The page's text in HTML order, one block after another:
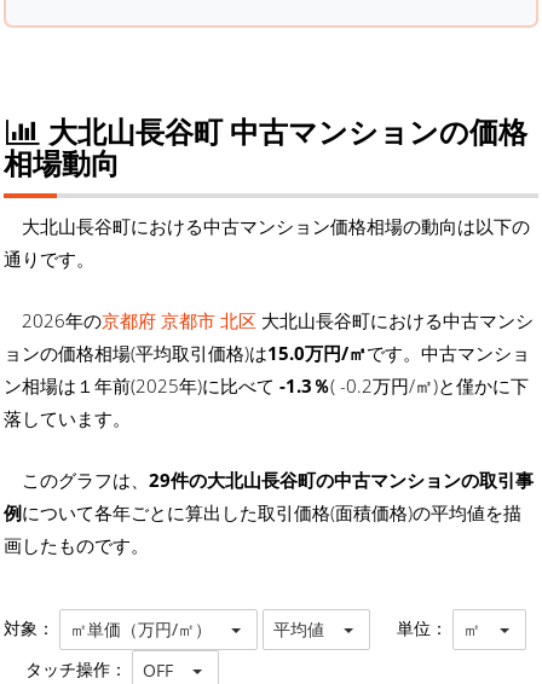
大北山長谷町 中古マンションの価格
相場動向
大北山長谷町における中古マンション価格相場の動向は以下の
通りです。
2026年の京都府 京都市 北区 大北山長谷町における中古マンシ
ョンの価格相場(平均取引価格)は15.0万円/㎡です。中古マンショ
ン相場は１年前(2025年)に比べて -1.3％( -0.2万円/㎡)と僅かに下
落しています。
このグラフは、 29件の大北山長谷町の中古マンションの取引事
例について各年ごとに算出した取引価格(面積価格)の平均値を描
画したものです。
対象： ㎡単価（万円/㎡） 平均値 単位： ㎡
タッチ操作： OFF